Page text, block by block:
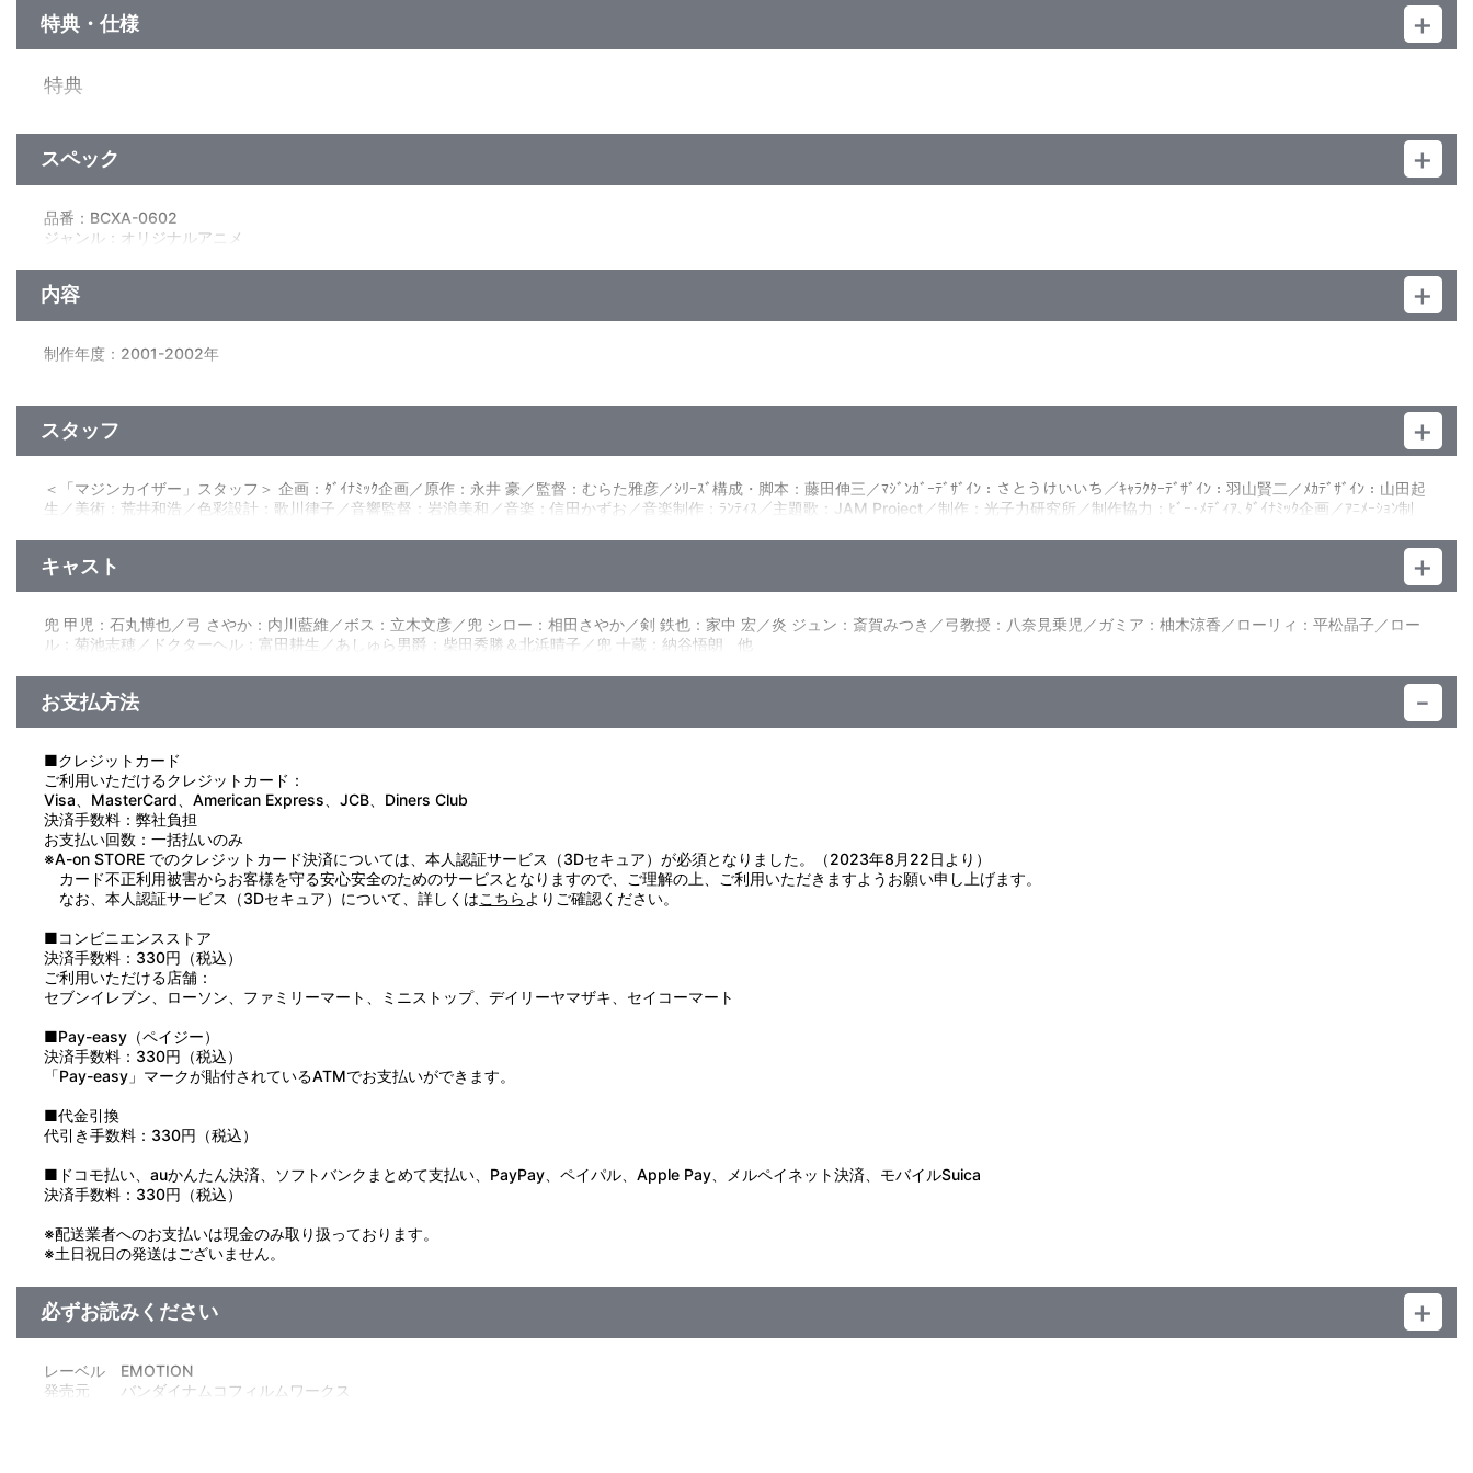
特典・仕様
特典
映像特典
＜音声特典＞
新規オーディオコメンタリー
出演・むらた雅彦／羽山賢二／山田起生
他、仕様
BOXイラストはさとうけいいちによる描き下ろし
スペック
品番：BCXA-0602
ジャンル：オリジナルアニメ
内容
制作年度：2001-2002年
第1話「激闘！ダブルマジンガー」／第2話 「魔神降臨」／第3話「甲児暗殺指令！」／第4話「さやか救出作戦」
第5話「危機一髪！光子力研究所」／第6話「兜甲児、マグマに死す！」／第7話（最終話）「決戦!! 炎の地獄城！」
世界征服を企てるドクターヘルが開発した機械獣軍団を率いてあしゅら男爵が、日本に攻め込んできた。破壊と殺戮の限りをつくす機械獣に自衛隊の特車隊も歯が立たず、炎に包まれる都市―――
が、そこに巨大な腕・ロケットパンチが飛んできて機械獣に命中！！ 駆けつけたマジンガ－Ｚだ。そしてもちろん操縦は兜甲児、「てめえらの勝手にはさせないぜ！」と 光子力ビーム、ルストハリケ
■「マジンカイザー 死闘！暗黒大将軍」
ートマジンガーが倒れていく。だがその頃、兜甲児はゴーゴン大公から執拗に狙われ、身動きが取れずにいた。人類滅亡と地球支配を掲げるその魔の手から、平和を取り戻すことはできないのか。立て
兜甲児！飛べパイルダー！来たれマジンカイザー！富士の樹海に一条の光が差し込む時、史上最大の戦いが始まる！
スタッフ
＜「マジンカイザー」スタッフ＞ 企画：ﾀﾞｲﾅﾐｯｸ企画／原作：永井 豪／監督：むらた雅彦／ｼﾘｰｽﾞ構成・脚本：藤田伸三／ﾏｼﾞﾝｶﾞｰﾃﾞｻﾞｲﾝ：さとうけいいち／ｷｬﾗｸﾀｰﾃﾞｻﾞｲﾝ：羽山賢二／ﾒｶﾃﾞｻﾞｲﾝ：山田起
生／美術：荒井和浩／色彩設計：歌川律子／音響監督：岩浪美和／音楽：信田かずお／音楽制作：ﾗﾝﾃｨｽ／主題歌：JAM Project／制作：光子力研究所／制作協力：ﾋﾞｰ･ﾒﾃﾞｨｱ､ﾀﾞｲﾅﾐｯｸ企画／ｱﾆﾒｰｼｮﾝ制
＜マジンカイザー 死闘！暗黒大将軍」スタッフ＞ 企画：ﾀﾞｲﾅﾐｯｸ企画／原作：永井 豪／監督：むらた雅彦／脚本：西園 悟／ﾏｼﾞﾝｶﾞｰﾃﾞｻﾞｲﾝ：さとうけいいち／ｷｬﾗｸﾀｰﾃﾞｻﾞｲﾝ：羽山賢二／ﾒｶﾃﾞｻﾞｲﾝ：山田
起生／美術：宮前光春／色彩設計：笛吹康二／音響監督：岩浪美和／音響効果：神保大介／撮影：佐藤正人／編集：関 一彦／音楽：信田かずお／主題歌：JAM project featuring 福山芳樹／制作：光子
力研究所／制作協力：ﾋﾞｰ･ﾒﾃﾞｨｱ、ﾀﾞｲﾅﾐｯｸ企画／ｱﾆﾒｰｼｮﾝ制作：ﾌﾞﾚｲﾝｽﾞ･ﾍﾞｰｽ／製作：ﾊﾞﾝﾀﾞｲﾋﾞｼﾞｭｱﾙ 他
キャスト
兜 甲児：石丸博也／弓 さやか：内川藍維／ボス：立木文彦／兜 シロー：相田さやか／剣 鉄也：家中 宏／炎 ジュン：斎賀みつき／弓教授：八奈見乗児／ガミア：柚木涼香／ローリィ：平松晶子／ロー
ル：菊池志穂／ドクターヘル：富田耕生／あしゅら男爵：柴田秀勝＆北浜晴子／兜 十蔵：納谷悟朗 他
お支払方法
■クレジットカード
ご利用いただけるクレジットカード：
Visa、MasterCard、American Express、JCB、Diners Club
決済手数料：弊社負担
お支払い回数：一括払いのみ
※A-on STORE でのクレジットカード決済については、本人認証サービス（3Dセキュア）が必須となりました。（2023年8月22日より）
カード不正利用被害からお客様を守る安心安全のためのサービスとなりますので、ご理解の上、ご利用いただきますようお願い申し上げます。
なお、本人認証サービス（3Dセキュア）について、詳しくはこちら よりご確認ください。
■コンビニエンスストア
決済手数料：330円（税込）
ご利用いただける店舗：
セブンイレブン、ローソン、ファミリーマート、ミニストップ、デイリーヤマザキ、セイコーマート
■Pay-easy（ペイジー）
決済手数料：330円（税込）
「Pay-easy」マークが貼付されているATMでお支払いができます。
■代金引換
代引き手数料：330円（税込）
■ドコモ払い、auかんたん決済、ソフトバンクまとめて支払い、PayPay、ペイパル、Apple Pay、メルペイネット決済、モバイルSuica
決済手数料：330円（税込）
※配送業者へのお支払いは現金のみ取り扱っております。
※土日祝日の発送はございません。
必ずお読みください
レーベル EMOTION
発売元 バンダイナムコフィルムワークス